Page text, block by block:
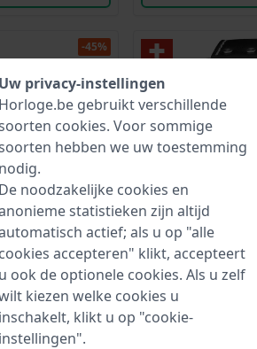
-45%
Uw privacy-instellingen
Horloge.be gebruikt verschillende
cookies. Voor sommige
hebben we uw toestemming
nodig.
De noodzakelijke cookies en
statistieken zijn altijd
actief; als u op "alle
cookies accepteren" klikt, accepteert
u ook de optionele cookies. Als u zelf
kiezen welke cookies u
inschakelt, klikt u op "cookie-
instellingen".